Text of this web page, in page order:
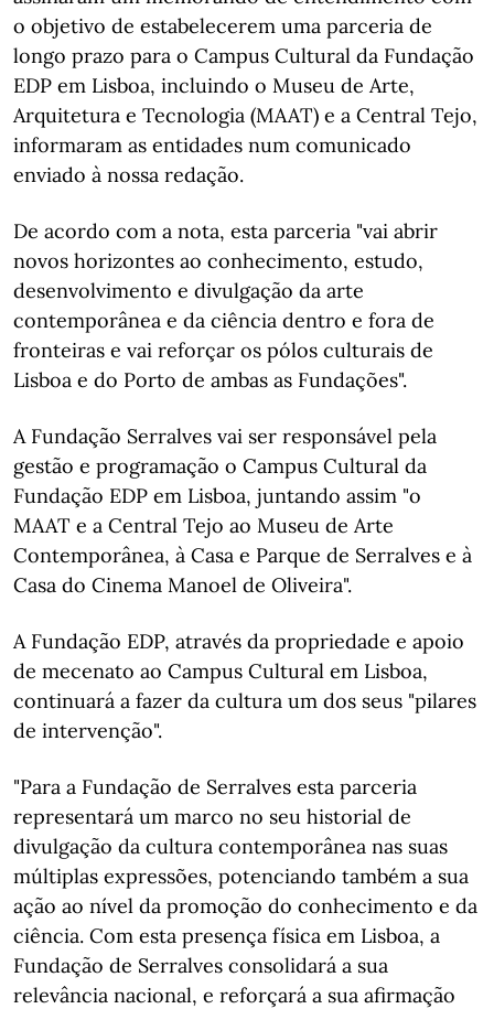
o objetivo de estabelecerem uma parceria de
longo prazo para o Campus Cultural da Fundação
EDP em Lisboa, incluindo o Museu de Arte,
Arquitetura e Tecnologia (MAAT) e a Central Tejo,
informaram as entidades num comunicado
enviado à nossa redação.
De acordo com a nota, esta parceria "vai abrir
novos horizontes ao conhecimento, estudo,
desenvolvimento e divulgação da arte
contemporânea e da ciência dentro e fora de
fronteiras e vai reforçar os pólos culturais de
Lisboa e do Porto de ambas as Fundações".
A Fundação Serralves vai ser responsável pela
gestão e programação o Campus Cultural da
Fundação EDP em Lisboa, juntando assim "o
MAAT e a Central Tejo ao Museu de Arte
Contemporânea, à Casa e Parque de Serralves e à
Casa do Cinema Manoel de Oliveira".
A Fundação EDP, através da propriedade e apoio
de mecenato ao Campus Cultural em Lisboa,
continuará a fazer da cultura um dos seus "pilares
de intervenção".
"Para a Fundação de Serralves esta parceria
representará um marco no seu historial de
divulgação da cultura contemporânea nas suas
múltiplas expressões, potenciando também a sua
ação ao nível da promoção do conhecimento e da
ciência. Com esta presença física em Lisboa, a
Fundação de Serralves consolidará a sua
relevância nacional, e reforçará a sua afirmação